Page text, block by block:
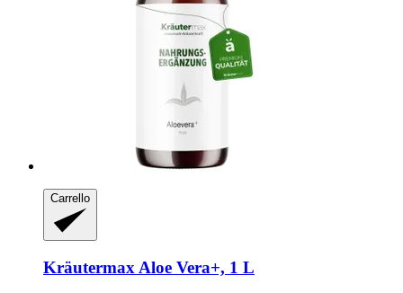
Carrello
Kräutermax Aloe Vera+, 1 L